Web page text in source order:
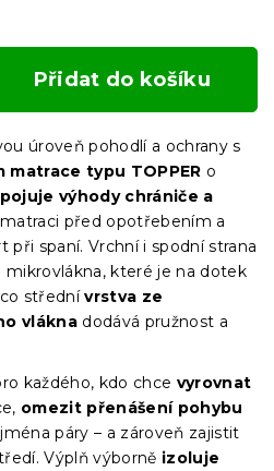
Přidat do košíku
úroveň pohodlí a ochrany s
typu TOPPER o
výhody chrániče a
před opotřebením a
při spaní. Vrchní i spodní strana
které je na dotek
střednívrstva ze
vlákna dodává pružnost a
každého, kdo chce vyrovnat
omezit přenášení pohybu
páry – a zároveň zajistit
Výplň výborně izoluje